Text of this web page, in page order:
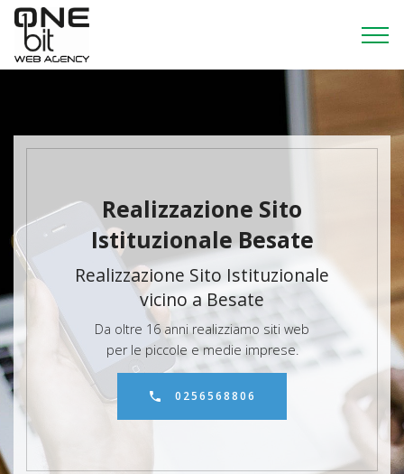
Realizzazione Sito
Istituzionale Besate
Realizzazione Sito Istituzionale
vicino a Besate
Da oltre 16 anni realizziamo siti web
per le piccole e medie imprese.
0256568806